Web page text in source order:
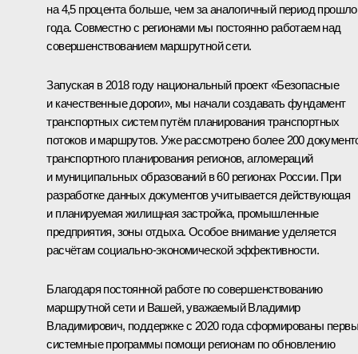
на 4,5 процента больше, чем за аналогичный период
года. Совместно с регионами мы постоянно работаем над
совершенствованием маршрутной сети.
Запуская в 2018 году национальный проект «Безопасные
и качественные дороги», мы начали создавать фундамент
транспортных систем путём планирования транспортных
потоков и маршрутов. Уже рассмотрено более 200
транспортного планирования регионов, агломераций
и муниципальных образований в 60 регионах России. При
разработке данных документов учитывается действующая
и планируемая жилищная застройка, промышленные
предприятия, зоны отдыха. Особое внимание уделяется
расчётам социально-экономической эффективности.
Благодаря постоянной работе по совершенствованию
маршрутной сети и Вашей, уважаемый Владимир
Владимирович, поддержке с 2020 года сформированы
системные программы помощи регионам по обновлению